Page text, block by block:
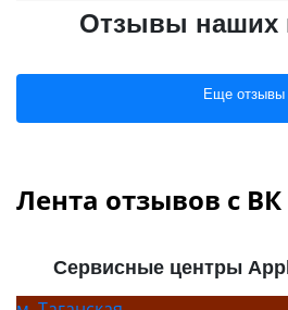
Отзывы наших
Еще отзывы
Лента отзывов с ВК
Сервисные центры